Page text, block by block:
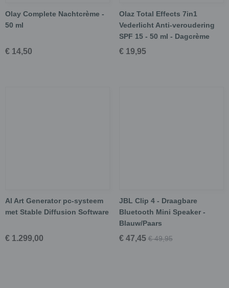
Olay Complete Nachtcrème -
50 ml
€ 14,50
Olaz Total Effects 7in1
Vederlicht Anti-veroudering
SPF 15 - 50 ml - Dagcrème
€ 19,95
AI Art Generator pc-systeem
met Stable Diffusion Software
€ 1.299,00
JBL Clip 4 - Draagbare
Bluetooth Mini Speaker -
Blauw/Paars
€ 47,45 € 49,95